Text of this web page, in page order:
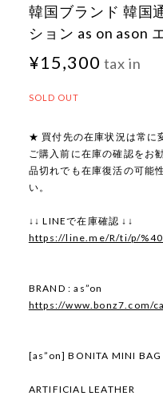
韓国ブランド 韓国
ション as on ason
¥15,300 tax in
SOLD OUT
★ 買付先の在庫状況は常に
ご購入前に在庫の確認をお
品切れでも在庫復活の可能
い。
↓↓ LINEで在庫確認 ↓↓
https://line.me/R/ti/p/
BRAND : as”on
https://www.bonz7.com/
[as”on] BONITA MINI BAG
ARTIFICIAL LEATHER